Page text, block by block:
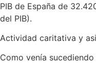
PIB de España de
del PIB).
Actividad caritativa y
Como venía